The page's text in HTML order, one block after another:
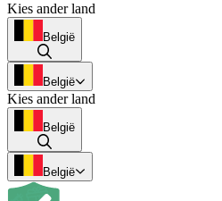
Kies ander land
België
België
Kies ander land
België
België